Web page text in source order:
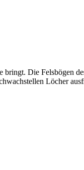
Die Felsbögen
Löcher